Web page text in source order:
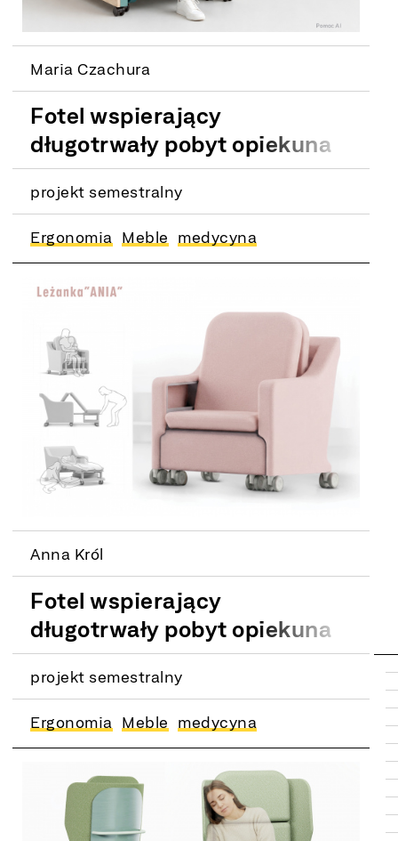
Maria Czachura
Fotel wspierający
długotrwały pobyt opiekuna
w szpitalu. Współpraca z
firmą Formed Żywiec
projekt semestralny
Ergonomia Meble medycyna
Anna Król
Fotel wspierający
długotrwały pobyt opiekuna
w szpitalu. Współpraca z
firmą Formed Żywiec
projekt semestralny
Ergonomia Meble medycyna